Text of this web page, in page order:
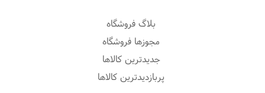
بلاگ فروشگاه
مجوزها فروشگاه
جدیدترین کالاها
پربازدیدترین کالاها